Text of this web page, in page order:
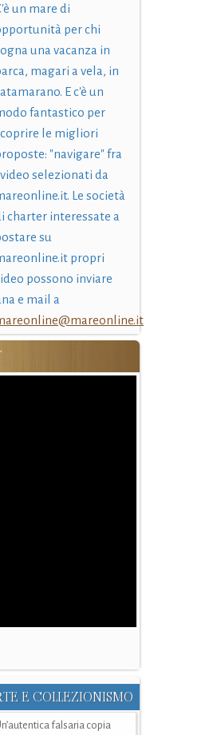
un mare di
per chi
una vacanza in
magari a vela, in
E c'è un
fantastico per
le migliori
"navigare" fra
selezionati da
Le società
charter interessate a
su
propri
possono inviare
e mail a
E COLLEZIONISMO
falsaria copia